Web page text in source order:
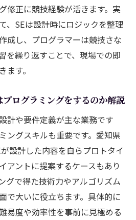
修正に競技経験が活きます。実
、SEは設計時にロジックを整理
成し、プログラマーは競技さな
を繰り返すことで、現場での即
す。
プログラミングをするのか解説
計や要件定義が主な業務です
ングスキルも重要です。愛知県
設計した内容を自らプロトタイ
アントに提案するケースもあり
グで得た技術力やアルゴリズム
で大いに役立ちます。具体的に
易度や効率性を事前に見極める